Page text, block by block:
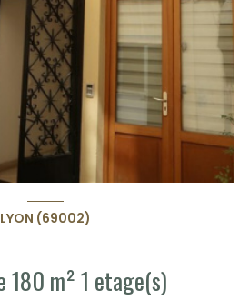
LYON (69002)
Immeuble 180 m² 1 etage(s)